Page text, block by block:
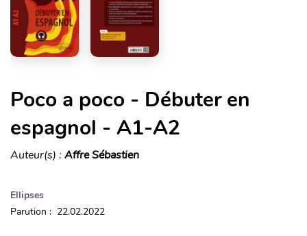
Poco a poco - Débuter en
espagnol - A1-A2
Auteur(s) : Affre Sébastien
Ellipses
Parution : 22.02.2022